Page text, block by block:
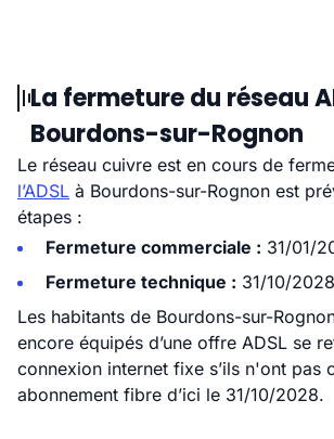
La fermeture du réseau
Bourdons-sur-Rognon
Le réseau cuivre est en cours de
l’ADSL à Bourdons-sur-Rognon est
étapes :
Fermeture commerciale : 31/01/
Fermeture technique : 31/10/2028
Les habitants de Bourdons-sur-
encore équipés d’une offre ADSL se
connexion internet fixe s’ils n'ont pas
abonnement fibre d’ici le 31/10/2028.